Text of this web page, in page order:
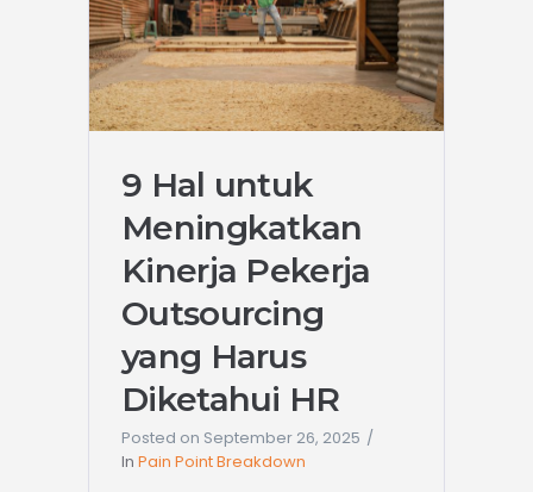
9 Hal untuk
Meningkatkan
Kinerja Pekerja
Outsourcing
yang Harus
Diketahui HR
Posted on September 26, 2025
In Pain Point Breakdown